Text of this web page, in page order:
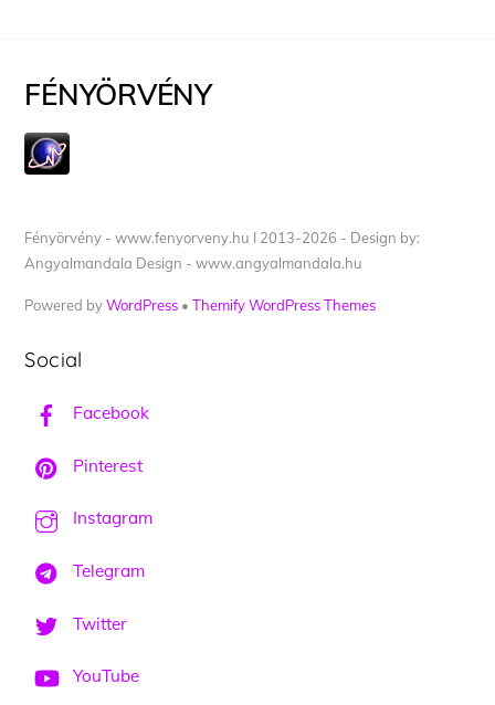
FÉNYÖRVÉNY
Fényörvény - www.fenyorveny.hu I 2013-2026 - Design by:
Angyalmandala Design - www.angyalmandala.hu
Powered byWordPress •Themify WordPress Themes
Social
Facebook
Pinterest
Instagram
Telegram
Twitter
YouTube